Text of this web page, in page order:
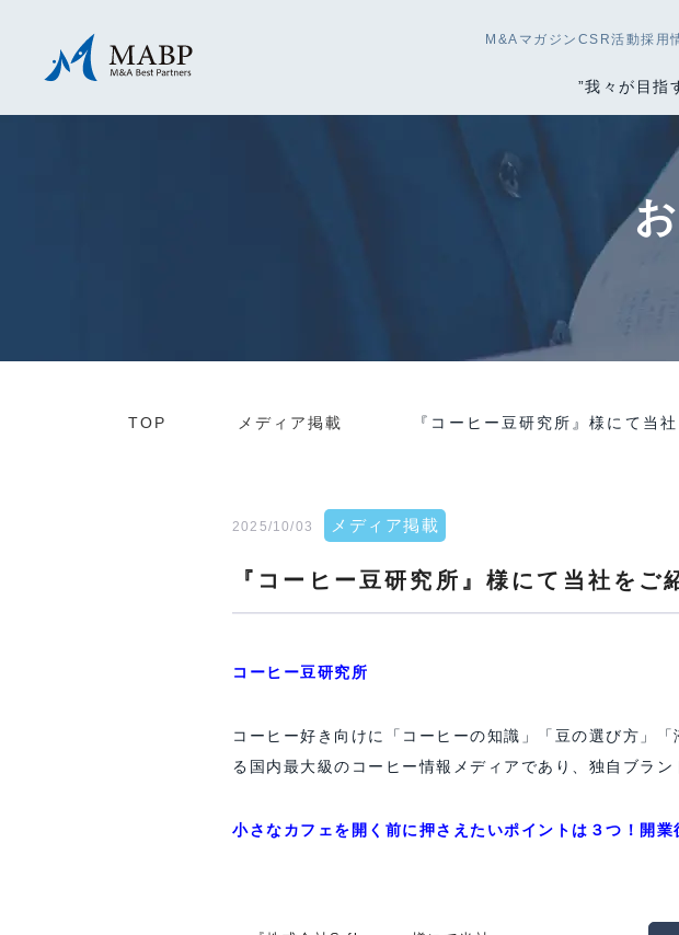
M&Aマガジン CSR活動採用
”我々が目指
TOP メディア掲載 『コーヒー豆研究所』様にて当
2025/10/03 メディア掲載
『コーヒー豆研究所』様にて当社をご
コーヒー豆研究所
コーヒー好き向けに「コーヒーの知識」「豆の選び方」
る国内最大級のコーヒー情報メディアであり、独自ブラ
小さなカフェを開く前に押さえたいポイントは３つ！開業